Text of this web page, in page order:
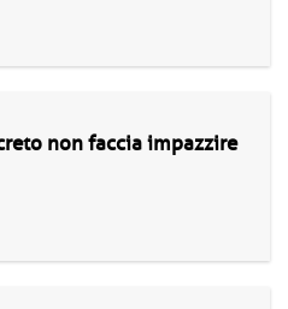
non faccia impazzire